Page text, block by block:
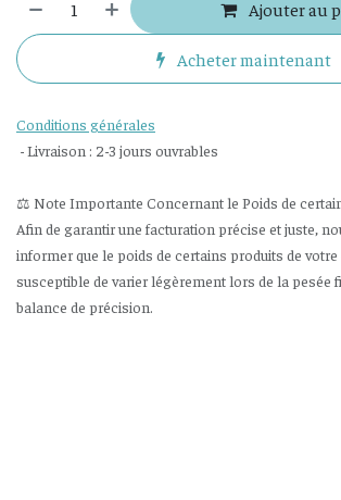
Ajouter au
Acheter maintenant
Conditions générales
- Livraison : 2-3 jours ouvrables
⚖️ Note Importante Concernant le Poids de
Afin de garantir une facturation précise et juste,
informer que le poids de certains produits de
susceptible de varier légèrement lors de la pesée
balance de précision.